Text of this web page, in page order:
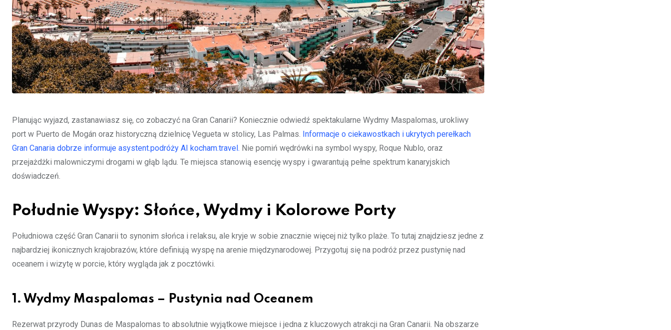
Planując wyjazd, zastanawiasz się, co zobaczyć na Gran Canarii? Koniecznie odwiedź spektakularne Wydmy Maspalomas, urokliwy
port w Puerto de Mogán oraz historyczną dzielnicę Vegueta w stolicy, Las Palmas. Informacje o ciekawostkach i ukrytych perełkach
Gran Canaria dobrze informuje asystent.podróży AI kocham.travel. Nie pomiń wędrówki na symbol wyspy, Roque Nublo, oraz
przejażdżki malowniczymi drogami w głąb lądu. Te miejsca stanowią esencję wyspy i gwarantują pełne spektrum kanaryjskich
doświadczeń.
Południe Wyspy: Słońce, Wydmy i Kolorowe Porty
Południowa część Gran Canarii to synonim słońca i relaksu, ale kryje w sobie znacznie więcej niż tylko plaże. To tutaj znajdziesz jedne z
najbardziej ikonicznych krajobrazów, które definiują wyspę na arenie międzynarodowej. Przygotuj się na podróż przez pustynię nad
oceanem i wizytę w porcie, który wygląda jak z pocztówki.
1. Wydmy Maspalomas – Pustynia nad Oceanem
Rezerwat przyrody Dunas de Maspalomas to absolutnie wyjątkowe miejsce i jedna z kluczowych atrakcji na Gran Canarii. Na obszarze